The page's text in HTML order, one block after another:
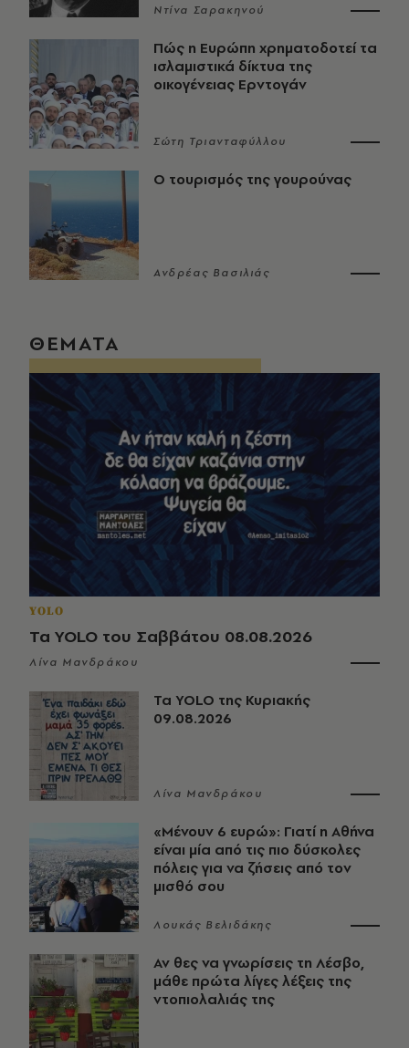
Ντίνα Σαρακηνού
Πώς η Ευρώπη χρηματοδοτεί τα
ισλαμιστικά δίκτυα της
οικογένειας Ερντογάν
Σώτη Τριανταφύλλου
Ο τουρισμός της γουρούνας
Ανδρέας Βασιλιάς
ΘΕΜΑΤΑ
YOLO
Τα YOLO του Σαββάτου 08.08.2026
Λίνα Μανδράκου
Τα YOLO της Κυριακής
09.08.2026
Λίνα Μανδράκου
«Μένουν 6 ευρώ»: Γιατί η Αθήνα
είναι μία από τις πιο δύσκολες
πόλεις για να ζήσεις από τον
μισθό σου
Λουκάς Βελιδάκης
Αν θες να γνωρίσεις τη Λέσβο,
μάθε πρώτα λίγες λέξεις της
ντοπιολαλιάς της